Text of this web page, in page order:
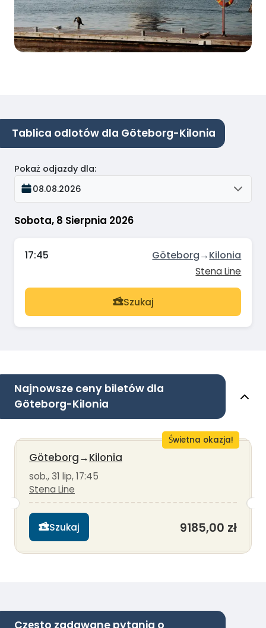
Tablica odlotów dla Göteborg-Kilonia
Sobota, 8 Sierpnia 2026
Pokaż odjazdy dla:
08.08.2026
17:45 Göteborg→Kilonia
Stena Line
Szukaj
Najnowsze ceny biletów dla
Göteborg-Kilonia
Świetna okazja!
Göteborg→Kilonia
sob., 31 lip, 17:45
Stena Line
Szukaj 9185,00 zł